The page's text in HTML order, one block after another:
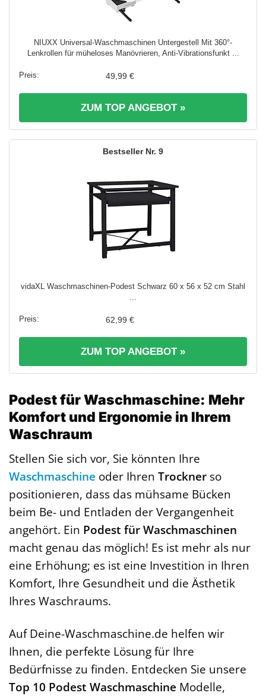
NIUXX Universal-Waschmaschinen Untergestell Mit 360°-
Lenkrollen für müheloses Manövrieren, Anti-Vibrationsfunkt ...
49,99 €
ZUM TOP ANGEBOT »
9
vidaXL Waschmaschinen-Podest Schwarz 60 x 56 x 52 cm Stahl
62,99 €
ZUM TOP ANGEBOT »
Podest für Waschmaschine: Mehr
Komfort und Ergonomie in Ihrem
Waschraum
Stellen Sie sich vor, Sie könnten Ihre
Waschmaschine oder Ihren Trockner so
positionieren, dass das mühsame Bücken
beim Be- und Entladen der Vergangenheit
angehört. Ein Podest für Waschmaschinen
macht genau das möglich! Es ist mehr als nur
eine Erhöhung; es ist eine Investition in Ihren
Komfort, Ihre Gesundheit und die Ästhetik
Ihres Waschraums.
Auf Deine-Waschmaschine.de helfen wir
Ihnen, die perfekte Lösung für Ihre
Bedürfnisse zu finden. Entdecken Sie unsere
Top 10 Podest Waschmaschine Modelle,